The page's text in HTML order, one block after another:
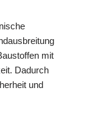
mit
Dadurch
und